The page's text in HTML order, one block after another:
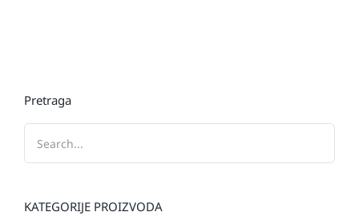
Pretraga
KATEGORIJE PROIZVODA